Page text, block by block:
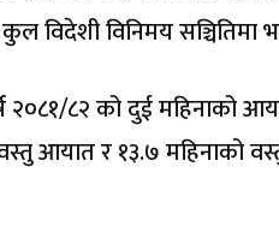
विदेशी विनिमय सञ्चितिमा
२०८१/८२ को दुई महिनाको
आयात र १३.७ महिनाको